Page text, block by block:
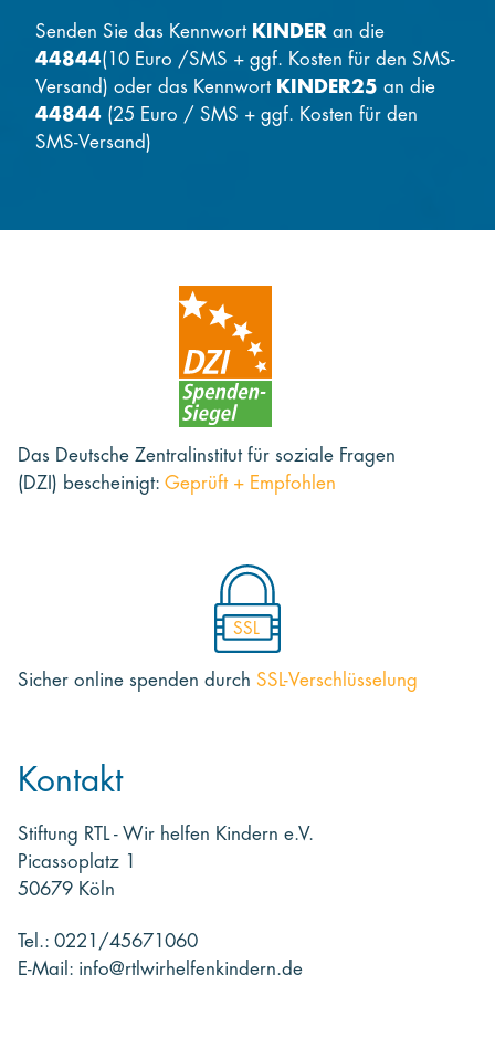
Senden Sie das Kennwort KINDER an die
44844(10 Euro /SMS + ggf. Kosten für den SMS-
Versand) oder das Kennwort KINDER25 an die
44844 (25 Euro / SMS + ggf. Kosten für den
SMS-Versand)
Das Deutsche Zentralinstitut für soziale Fragen
(DZI) bescheinigt: Geprüft + Empfohlen
SSL
Sicher online spenden durch SSL-Verschlüsselung
Kontakt
Stiftung RTL - Wir helfen Kindern e.V.
Picassoplatz 1
50679 Köln
Tel.: 0221/45671060
E-Mail: info@rtlwirhelfenkindern.de